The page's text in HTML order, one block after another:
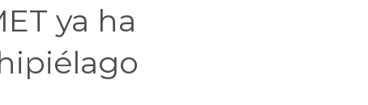
ya ha